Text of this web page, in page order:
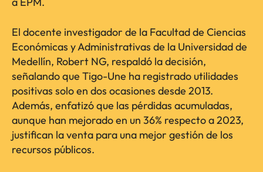
El docente investigador de la Facultad de Ciencias
Económicas y Administrativas de la Universidad de
Medellín, Robert NG, respaldó la decisión,
señalando que Tigo-Une ha registrado utilidades
positivas solo en dos ocasiones desde 2013.
Además, enfatizó que las pérdidas acumuladas,
aunque han mejorado en un 36% respecto a 2023,
justifican la venta para una mejor gestión de los
recursos públicos.